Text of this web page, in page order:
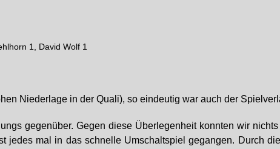
1, David Wolf 1
Niederlage in der Quali), so eindeutig war auch der
gegenüber. Gegen diese Überlegenheit konnten wir
jedes mal in das schnelle Umschaltspiel gegangen. Durch